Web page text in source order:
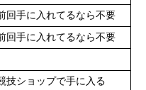
回手に入れてるなら不要
回手に入れてるなら不要
技ショップで手に入る